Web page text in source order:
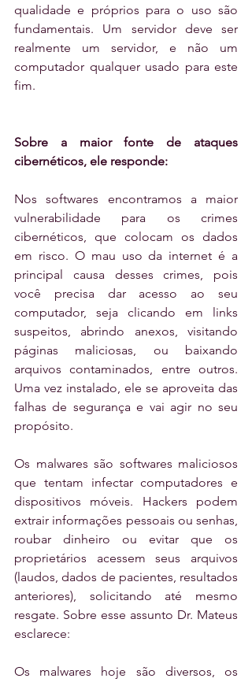
qualidade e próprios para o uso são
fundamentais. Um servidor deve ser
realmente um servidor, e não um
computador qualquer usado para este
fim.
Sobre a maior fonte de ataques
cibernéticos, ele responde:
Nos softwares encontramos a maior
vulnerabilidade para os crimes
cibernéticos, que colocam os dados
em risco. O mau uso da internet é a
principal causa desses crimes, pois
você precisa dar acesso ao seu
computador, seja clicando em links
suspeitos, abrindo anexos, visitando
páginas maliciosas, ou baixando
arquivos contaminados, entre outros.
Uma vez instalado, ele se aproveita das
falhas de segurança e vai agir no seu
propósito.
Os malwares são softwares maliciosos
que tentam infectar computadores e
dispositivos móveis. Hackers podem
extrair informações pessoais ou senhas,
roubar dinheiro ou evitar que os
proprietários acessem seus arquivos
(laudos, dados de pacientes, resultados
anteriores), solicitando até mesmo
resgate. Sobre esse assunto Dr. Mateus
esclarece:
Os malwares hoje são diversos, os